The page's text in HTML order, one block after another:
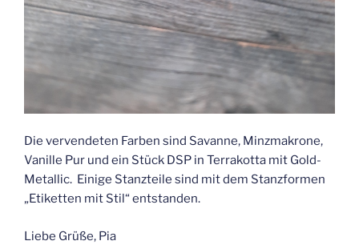
Die vervendeten Farben sind Savanne, Minzmakrone,
Vanille Pur und ein Stück DSP in Terrakotta mit Gold-
Metallic. Einige Stanzteile sind mit dem Stanzformen
„Etiketten mit Stil“ entstanden.
Liebe Grüße, Pia